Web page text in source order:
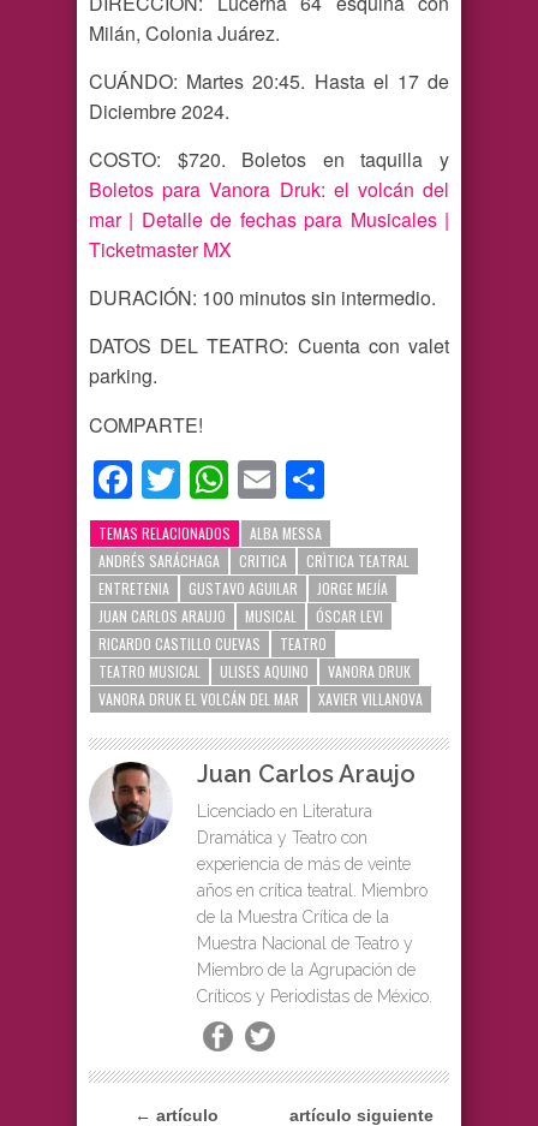
Milán, Colonia Juárez.
CUÁNDO: Martes 20:45. Hasta el 17 de
Diciembre 2024.
COSTO: $720. Boletos en taquilla y
Boletos para Vanora Druk: el volcán del
mar | Detalle de fechas para Musicales |
Ticketmaster MX
DURACIÓN: 100 minutos sin intermedio.
DATOS DEL TEATRO: Cuenta con valet
parking.
COMPARTE!
Facebook
TwitterWhatsApp
Email
TEMAS RELACIONADOS
ALBA MESSA
ANDRÉS SARÁCHAGA
CRITICA
CRÌTICA TEATRAL
ENTRETENIA
GUSTAVO AGUILAR
JORGE MEJÍA
JUAN CARLOS ARAUJO
MUSICAL
ÓSCAR LEVI
RICARDO CASTILLO CUEVAS
TEATRO
TEATRO MUSICAL
ULISES AQUINO
VANORA DRUK
VANORA DRUK EL VOLCÁN DEL MAR
XAVIER VILLANOVA
Juan Carlos Araujo
Licenciado en Literatura
Dramática y Teatro con
experiencia de más de veinte
años en crítica teatral. Miembro
de la Muestra Crítica de la
Muestra Nacional de Teatro y
Miembro de la Agrupación de
Críticos y Periodistas de México.
← artículo
artículo siguiente